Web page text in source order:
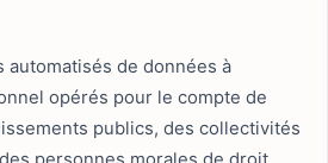
automatisés de données à
opérés pour le compte de
publics, des collectivités